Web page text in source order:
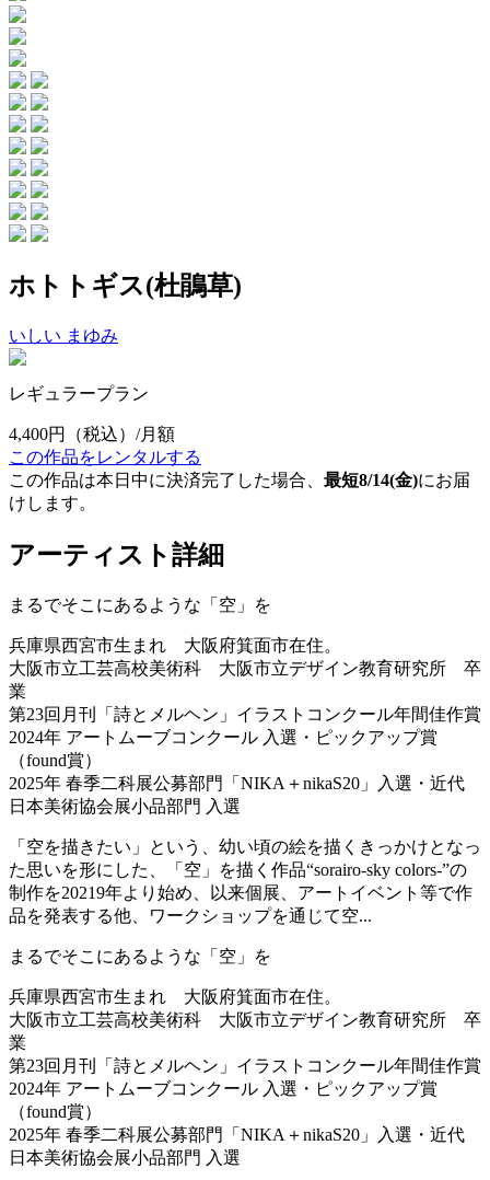
ホトトギス(杜鵑草)
いしい まゆみ
レギュラープラン
4,400円
（税込）/月額
この作品をレンタルする
この作品は本日中に決済完了した場合、 最短8/14(金)にお届
けします。
アーティスト詳細
まるでそこにあるような「空」を
兵庫県西宮市生まれ 大阪府箕面市在住。
大阪市立工芸高校美術科 大阪市立デザイン教育研究所 卒
業
第23回月刊「詩とメルヘン」イラストコンクール年間佳作賞
2024年 アートムーブコンクール 入選・ピックアップ賞
（found賞）
2025年 春季二科展公募部門「NIKA＋nikaS20」入選・近代
日本美術協会展小品部門 入選
「空を描きたい」という、幼い頃の絵を描くきっかけとなっ
た思いを形にした、「空」を描く作品“sorairo-sky colors-”の
制作を20219年より始め、以来個展、アートイベント等で作
品を発表する他、ワークショップを通じて空...
まるでそこにあるような「空」を
兵庫県西宮市生まれ 大阪府箕面市在住。
大阪市立工芸高校美術科 大阪市立デザイン教育研究所 卒
業
第23回月刊「詩とメルヘン」イラストコンクール年間佳作賞
2024年 アートムーブコンクール 入選・ピックアップ賞
（found賞）
2025年 春季二科展公募部門「NIKA＋nikaS20」入選・近代
日本美術協会展小品部門 入選